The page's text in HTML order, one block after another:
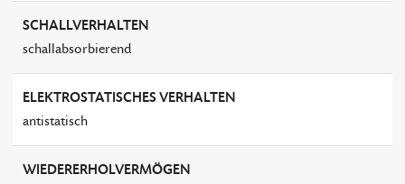
SCHALLVERHALTEN
schallabsorbierend
ELEKTROSTATISCHES VERHALTEN
antistatisch
WIEDERERHOLVERMÖGEN